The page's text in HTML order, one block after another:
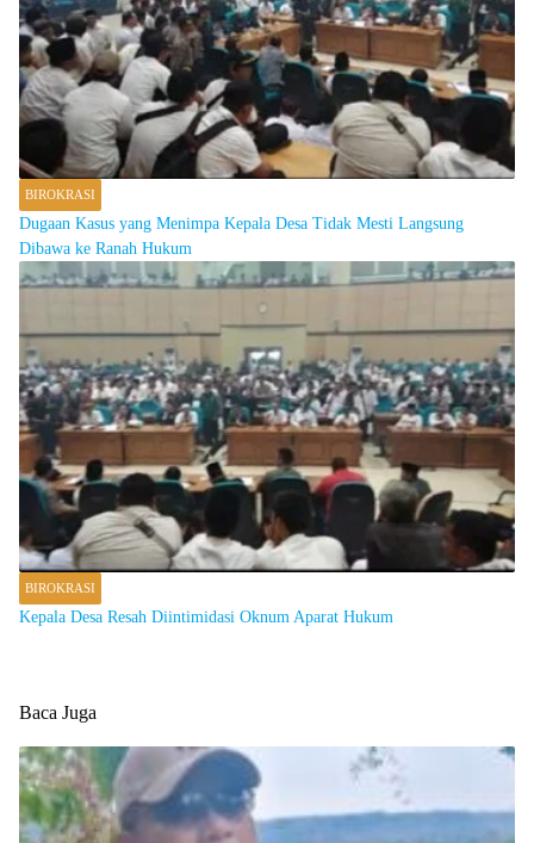
BIROKRASI
Dugaan Kasus yang Menimpa Kepala Desa Tidak Mesti Langsung
Dibawa ke Ranah Hukum
BIROKRASI
Kepala Desa Resah Diintimidasi Oknum Aparat Hukum
Baca Juga